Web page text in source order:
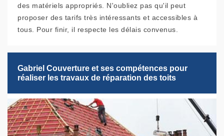
des matériels appropriés. N'oubliez pas qu'il peut
proposer des tarifs très intéressants et accessibles à
tous. Pour finir, il respecte les délais convenus.
Gabriel Couverture et ses compétences pour
réaliser les travaux de réparation des toits